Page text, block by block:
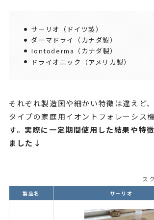
サーリオ（ドイツ製）
ダーマドライ（カナダ製）
Iontoderma（カナダ製）
ドライオニック（アメリカ製）
それぞれ製造国や細かい特徴は違えど
タイプの家庭用イオントフォレーシス
す。 実際に一定期間使用した結果や特
ました↓
ス
製品名 サーリオ